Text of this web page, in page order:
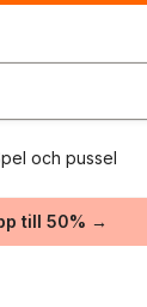
och pussel
till 50% →